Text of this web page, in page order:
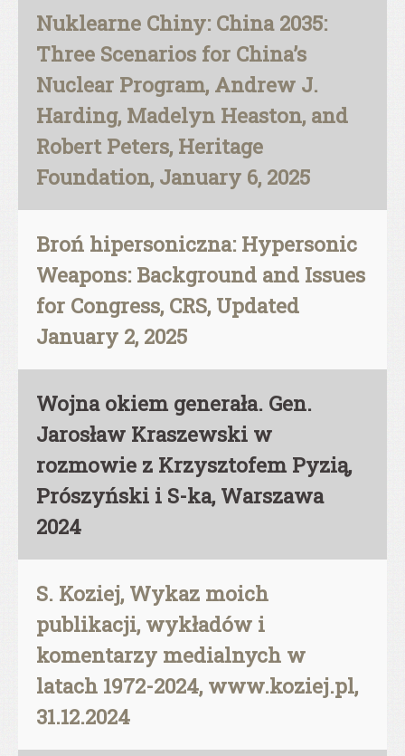
Nuklearne Chiny: China 2035:
Three Scenarios for China’s
Nuclear Program, Andrew J.
Harding, Madelyn Heaston, and
Robert Peters, Heritage
Foundation, January 6, 2025
Broń hipersoniczna: Hypersonic
Weapons: Background and Issues
for Congress, CRS, Updated
January 2, 2025
Wojna okiem generała. Gen.
Jarosław Kraszewski w
rozmowie z Krzysztofem Pyzią,
Prószyński i S-ka, Warszawa
2024
S. Koziej, Wykaz moich
publikacji, wykładów i
komentarzy medialnych w
latach 1972-2024, www.koziej.pl,
31.12.2024